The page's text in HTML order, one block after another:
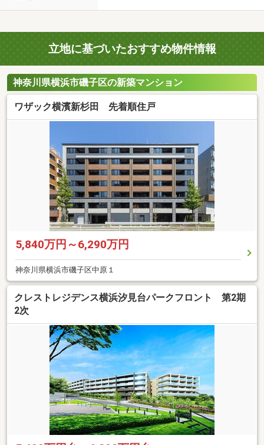
立地に基づいたおすすめ物件情報
神奈川県横浜市磯子区の新築マンション
ワザック横濱新杉田 先着順住戸
5,840万円～6,290万円
神奈川県横浜市磯子区中原１
クレストレジデンス横浜汐見台パークフロント 第2期
2次